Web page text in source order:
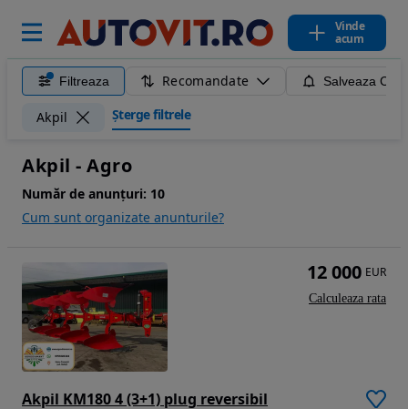
Vinde
acum
Filtreaza Recomandate Salveaza
Akpil Șterge filtrele
Akpil - Agro
Număr de anunțuri: 10
Cum sunt organizate anunturile?
Akpil KM180 4 (3+1) plug reversibil
12 000 EUR
Calculeaza rata